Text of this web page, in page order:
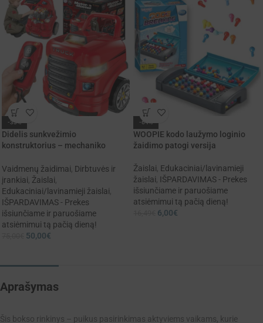
-33%
Didelis sunkvežimio
konstruktorius – mechaniko
montavimui, 61 detalė, XXL
Vaidmenų žaidimai, Dirbtuvės ir
įrankiai, Žaislai,
Edukaciniai/lavinamieji žaislai,
IŠPARDAVIMAS - Prekes
išsiunčiame ir paruošiame
atsiėmimui tą pačią dieną!
50,00€
-64%
WOOPIE kodo laužymo loginio
žaidimo patogi versija
Žaislai, Edukaciniai/lavinamieji
žaislai, IŠPARDAVIMAS - Prekes
išsiunčiame ir paruošiame
atsiėmimui tą pačią dieną!
6,00€
Aprašymas
Šis bokso rinkinys – puikus pasirinkimas aktyviems vaikams, kurie